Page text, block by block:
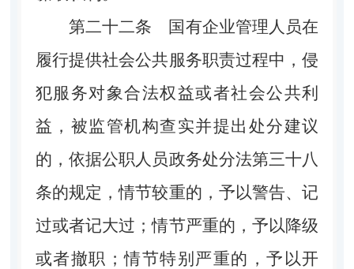
第二十二条 国有企业管理人员在
履行提供社会公共服务职责过程中，侵
犯服务对象合法权益或者社会公共利
益，被监管机构查实并提出处分建议
的，依据公职人员政务处分法第三十八
条的规定，情节较重的，予以警告、记
过或者记大过；情节严重的，予以降级
或者撤职；情节特别严重的，予以开